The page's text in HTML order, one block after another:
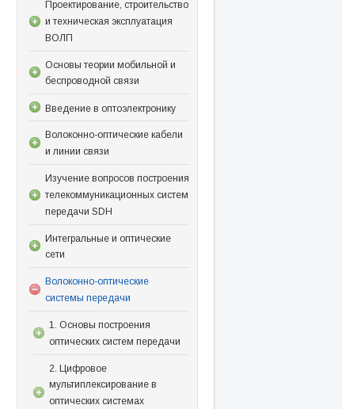
Проектирование, строительство
и техническая эксплуатация
ВОЛП
Основы теории мобильной и
беспроводной связи
Введение в оптоэлектронику
Волоконно-оптические кабели
и линии связи
Изучение вопросов построения
телекоммуникационных систем
передачи SDH
Интегральные и оптические
сети
Волоконно-оптические
системы передачи
1. Основы построения
оптических систем передачи
2. Цифровое
мультиплексирование в
оптических системах